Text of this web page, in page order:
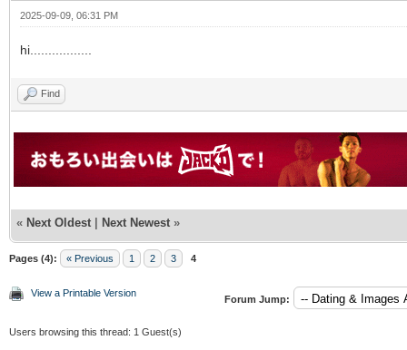
2025-09-09, 06:31 PM
hi.................
Find
« Next Oldest | Next Newest »
Pages (4): « Previous 1 2 3 4
View a Printable Version
Forum Jump:
Users browsing this thread: 1 Guest(s)